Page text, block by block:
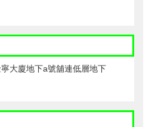
大廈地下a號舖連低層地下